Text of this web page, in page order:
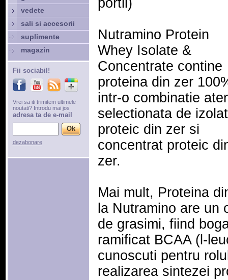
portii)
Nutramino Protein
Whey Isolate &
Concentrate contine
proteina din zer
intr-o combinatie
selectionata de izolat
proteic din zer si
concentrat proteic
zer.
Mai mult, Proteina
la Nutramino are un
de grasimi, fiind
ramificat BCAA (l-
cunoscuti pentru
realizarea sintezei
vedete
sali si accesorii
suplimente
magazin
Fii sociabil!
Vrei sa iti trimitem ultimele
noutati? Introdu mai jos
adresa ta de e-mail
dezabonare